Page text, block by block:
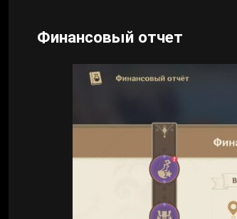
Финансовый отчет